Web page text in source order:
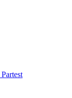
Partest